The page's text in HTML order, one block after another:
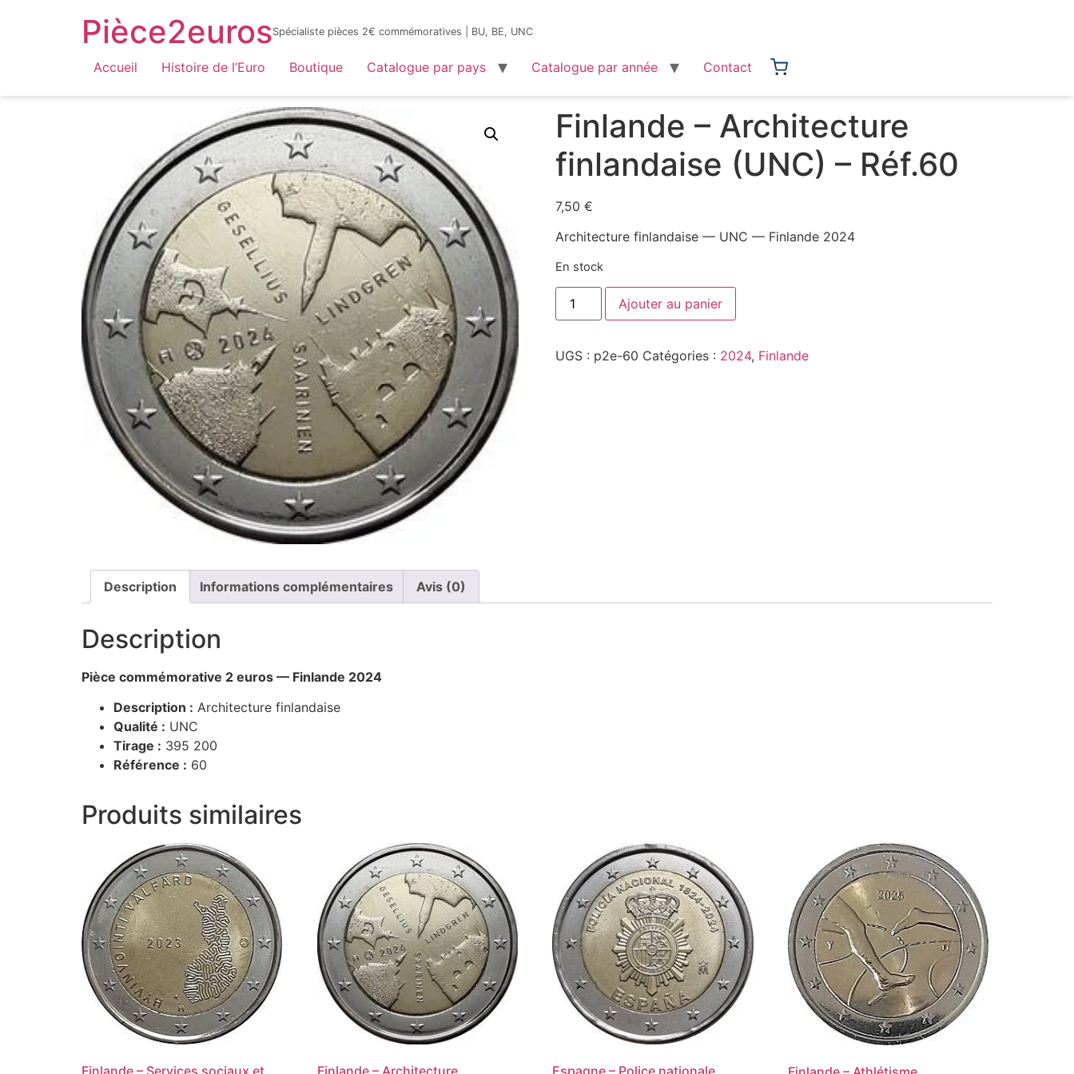
LnyacO_HdHZmhxKtnaFXQuhcbF-jYnbRWJOFBf_6sYY
Pièce2eurosSpécialiste pièces 2€ commémoratives | BU, BE, UNC
Accueil Histoire de l’Euro Boutique Catalogue par pays Catalogue par année
Contact
Finlande – Architecture
finlandaise (UNC) – Réf.60
7,50 €
Architecture finlandaise — UNC — Finlande 2024
En stock
Ajouter au panier
UGS : p2e-60 Catégories : 2024, Finlande
Description Informations complémentaires Avis (0)
Description
Pièce commémorative 2 euros — Finlande 2024
Description : Architecture finlandaise
Qualité : UNC
Tirage : 395 200
Référence : 60
Produits similaires
Finlande – Services sociaux et Finlande – Architecture Espagne – Police nationale